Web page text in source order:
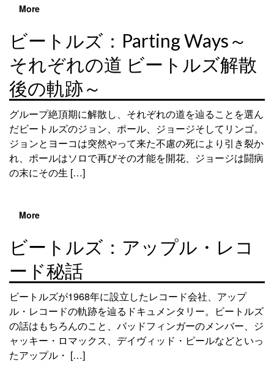
More
ビートルズ：Parting Ways～
それぞれの道 ビートルズ解散
後の軌跡～
グループ絶頂期に解散し、それぞれの道を辿ることを選ん
だビートルズのジョン、ポール、ジョージそしてリンゴ。
ジョンとヨーコは突然やって来た不慮の死により引き裂か
れ、ポールはソロで再びその才能を開花、ジョージは闘病
の末にその生 […]
More
ビートルズ：アップル・レコ
ード秘話
ビートルズが1968年に設立したレコード会社、アップ
ル・レコードの軌跡を辿るドキュメンタリー。ビートルズ
の話はもちろんのこと、バッドフィンガーのメンバー、ジ
ャッキー・ロマックス、デイヴィッド・ピールなどといっ
たアップル・ […]